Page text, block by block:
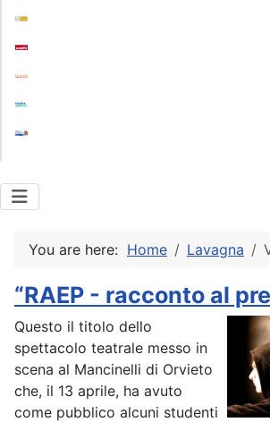
You are here: Home Lavagna
“RAEP - racconto al
Questo il titolo dello
spettacolo teatrale messo in
scena al Mancinelli di Orvieto
che, il 13 aprile, ha avuto
come pubblico alcuni studenti
Majorana 50 anni
Registro
Albo
Futura
Coesione Italia